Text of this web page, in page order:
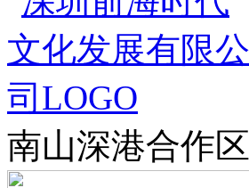
南山深港合作区